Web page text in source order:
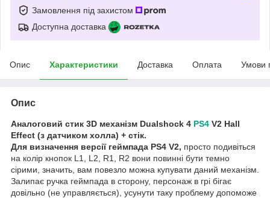
Замовлення під захистом
Доступна доставка
Опис Характеристики Доставка Оплата Умови
Опис
Аналоговий стик 3D механізм Dualshock 4 PS4 V2 Hall
Effect (з датчиком холла) + стік.
Для визначення версії геймпада PS4 V2, просто подивіться
на колір кнопок L1, L2, R1, R2 вони повинні бути темно
сірими, значить, вам повезло можна купувати даний механізм.
Залипає ручка геймпада в сторону, персонаж в грі бігає
довільно (не управляється), усунути таку проблему допоможе